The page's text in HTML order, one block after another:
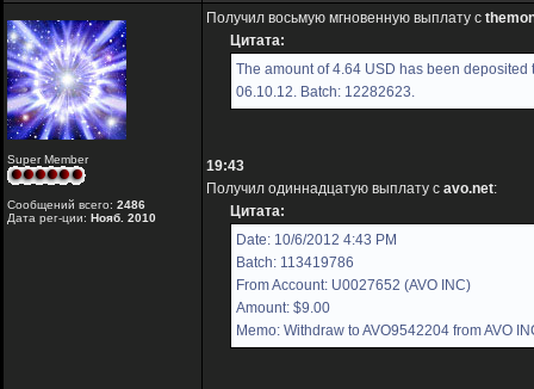
Super Member
Сообщений всего: 2486
Дата рег-ции: Нояб. 2010
Получил восьмую мгновенную выплату с
Цитата:
The amount of 4.64 USD has been
06.10.12. Batch: 12282623.
19:43
Получил одиннадцатую выплату с avo.net:
Цитата:
Date: 10/6/2012 4:43 PM
Batch: 113419786
From Account: U0027652 (AVO INC)
Amount: $9.00
Memo: Withdraw to AVO9542204 from AVO